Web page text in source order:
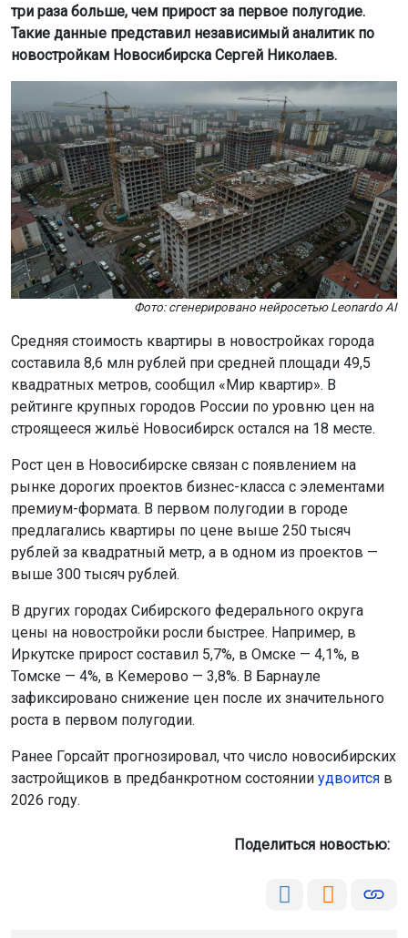
три раза больше, чем прирост за первое полугодие.
Такие данные представил независимый аналитик по
новостройкам Новосибирска Сергей Николаев.
Фото: сгенерировано нейросетью Leonardo AI
Средняя стоимость квартиры в новостройках города
составила 8,6 млн рублей при средней площади 49,5
квадратных метров, сообщил «Мир квартир». В
рейтинге крупных городов России по уровню цен на
строящееся жильё Новосибирск остался на 18 месте.
Рост цен в Новосибирске связан с появлением на
рынке дорогих проектов бизнес-класса с элементами
премиум-формата. В первом полугодии в городе
предлагались квартиры по цене выше 250 тысяч
рублей за квадратный метр, а в одном из проектов —
выше 300 тысяч рублей.
В других городах Сибирского федерального округа
цены на новостройки росли быстрее. Например, в
Иркутске прирост составил 5,7%, в Омске — 4,1%, в
Томске — 4%, в Кемерово — 3,8%. В Барнауле
зафиксировано снижение цен после их значительного
роста в первом полугодии.
Ранее Горсайт прогнозировал, что число новосибирских
застройщиков в предбанкротном состоянии удвоится в
2026 году.
Поделиться новостью: